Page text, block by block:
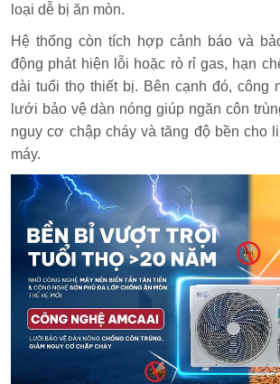
loại dễ bị ăn mòn.
Hệ thống còn tích hợp cảnh báo và
động phát hiện lỗi hoặc rò rỉ gas, hạn
dài tuổi thọ thiết bị. Bên cạnh đó, công
lưới bảo vệ dàn nóng giúp ngăn côn
nguy cơ chập cháy và tăng độ bền cho
máy.